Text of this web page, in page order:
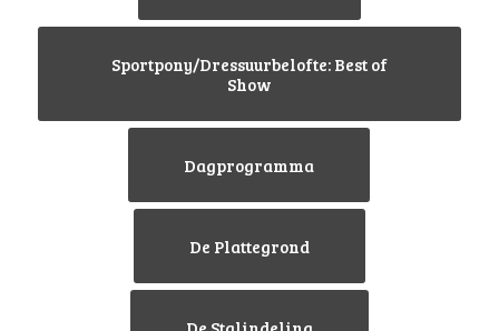
Sportpony/Dressuurbelofte: Best of
Show
Dagprogramma
De Plattegrond